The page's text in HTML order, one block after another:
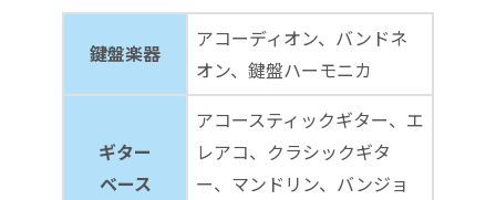
鍵盤楽器
アコーディオン、バンドネ
オン、鍵盤ハーモニカ
ギター
ベース
アコースティックギター、エ
レアコ、クラシックギタ
ー、マンドリン、バンジョ